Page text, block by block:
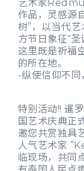
艺术家
作品，灵感源
树”，以当代
方节日象征“
这里既是祈福
的所在地。
-纵使信仰不
特别活动!! 暹
国艺术庆典正
邀您共赏独具
人气艺术家
临现场，共同